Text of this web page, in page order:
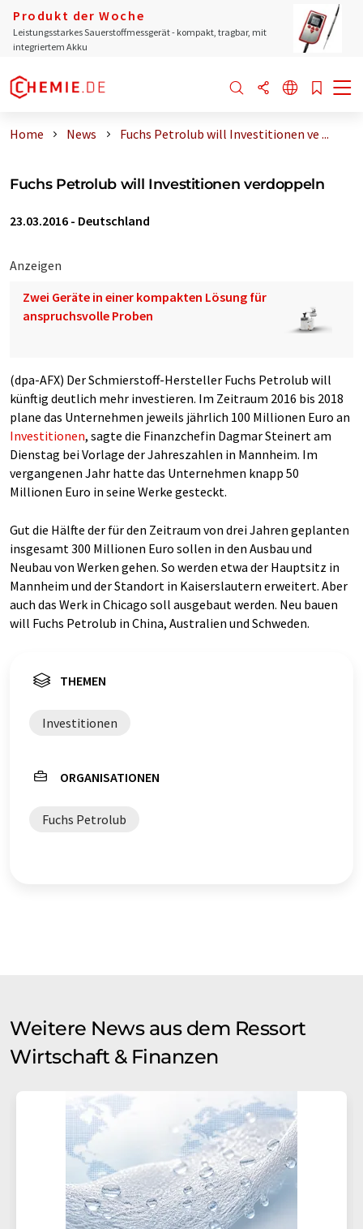
Produkt der Woche
Leistungsstarkes Sauerstoffmessgerät - kompakt, tragbar, mit
integriertem Akku
Home News Fuchs Petrolub will Investitionen ve ...
Fuchs Petrolub will Investitionen verdoppeln
23.03.2016 - Deutschland
Anzeigen
Zwei Geräte in einer kompakten Lösung für
anspruchsvolle Proben
(dpa-AFX) Der Schmierstoff-Hersteller Fuchs Petrolub will
künftig deutlich mehr investieren. Im Zeitraum 2016 bis 2018
plane das Unternehmen jeweils jährlich 100 Millionen Euro an
Investitionen, sagte die Finanzchefin Dagmar Steinert am
Dienstag bei Vorlage der Jahreszahlen in Mannheim. Im
vergangenen Jahr hatte das Unternehmen knapp 50
Millionen Euro in seine Werke gesteckt.
Gut die Hälfte der für den Zeitraum von drei Jahren geplanten
insgesamt 300 Millionen Euro sollen in den Ausbau und
Neubau von Werken gehen. So werden etwa der Hauptsitz in
Mannheim und der Standort in Kaiserslautern erweitert. Aber
auch das Werk in Chicago soll ausgebaut werden. Neu bauen
will Fuchs Petrolub in China, Australien und Schweden.
THEMEN
Investitionen
ORGANISATIONEN
Fuchs Petrolub
Weitere News aus dem Ressort
Wirtschaft & Finanzen